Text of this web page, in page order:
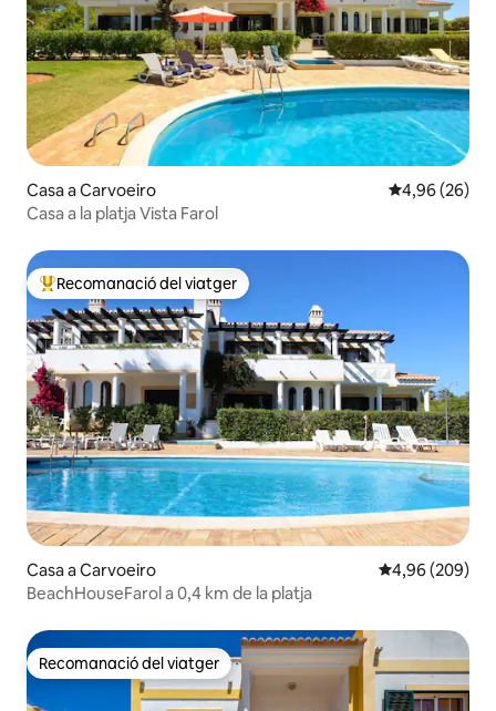
Casa a Carvoeiro 4,96 de
4,96 (26)
Casa a la platja Vista Farol
Principals recomanacions dels viatgers
Recomanació del viatger
Casa a Carvoeiro 4,96 de
4,96 (209)
BeachHouseFarol a 0,4 km de la platja
Recomanació del viatger
Recomanació del viatger